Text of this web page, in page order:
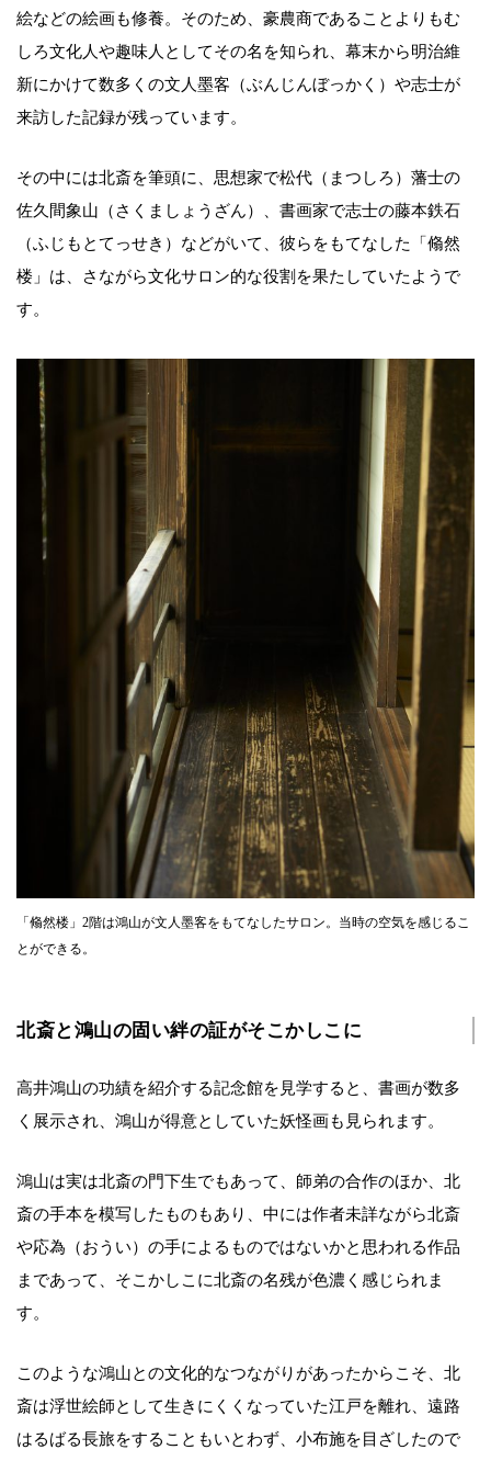
絵などの絵画も修養。そのため、豪農商であることよりもむ
しろ文化人や趣味人としてその名を知られ、幕末から明治維
新にかけて数多くの文人墨客（ぶんじんぼっかく）や志士が
来訪した記録が残っています。
その中には北斎を筆頭に、思想家で松代（まつしろ）藩士の
佐久間象山（さくましょうざん）、書画家で志士の藤本鉄石
（ふじもとてっせき）などがいて、彼らをもてなした「翛然
楼」は、さながら文化サロン的な役割を果たしていたようで
す。
「翛然楼」2階は鴻山が文人墨客をもてなしたサロン。当時の空気を感じるこ
とができる。
北斎と鴻山の固い絆の証がそこかしこに
高井鴻山の功績を紹介する記念館を見学すると、書画が数多
く展示され、鴻山が得意としていた妖怪画も見られます。
鴻山は実は北斎の門下生でもあって、師弟の合作のほか、北
斎の手本を模写したものもあり、中には作者未詳ながら北斎
や応為（おうい）の手によるものではないかと思われる作品
まであって、そこかしこに北斎の名残が色濃く感じられま
す。
このような鴻山との文化的なつながりがあったからこそ、北
斎は浮世絵師として生きにくくなっていた江戸を離れ、遠路
はるばる長旅をすることもいとわず、小布施を目ざしたので